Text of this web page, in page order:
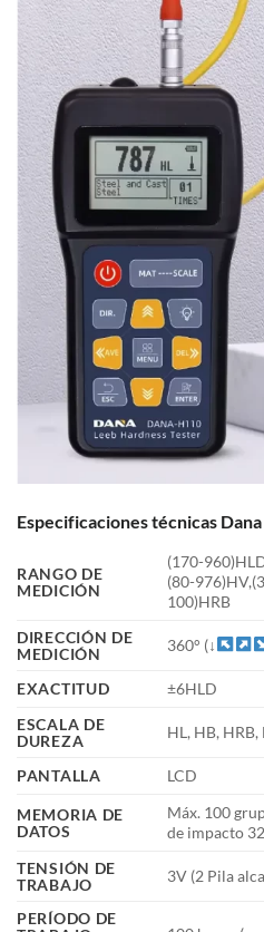
Especificaciones técnicas
RANGO DE
MEDICIÓN
(170-
(80-
100)HRB
DIRECCIÓN DE
MEDICIÓN
360° (↓
EXACTITUD
±6HLD
ESCALA DE
DUREZA
HL, HB, HRB,
PANTALLA LCD
MEMORIA DE
DATOS
Máx. 100
de impacto
TENSIÓN DE
TRABAJO
3V (2 Pila
PERÍODO DE